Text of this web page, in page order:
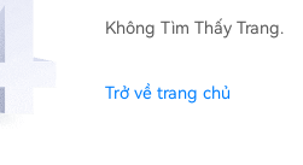
Không Tìm Thấy Trang.
Trở về trang chủ